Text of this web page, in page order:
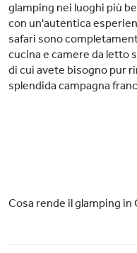
glamping nei luoghi più
con un'autentica
safari sono
cucina e camere da letto
di cui avete bisogno pur
splendida campagna
Cosa rende il glamping in